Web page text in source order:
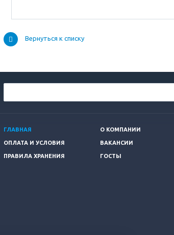
Вернуться к списку
ГЛАВНАЯ О КОМПАНИИ
ОПЛАТА И УСЛОВИЯ ВАКАНСИИ
ПРАВИЛА ХРАНЕНИЯ ГОСТЫ